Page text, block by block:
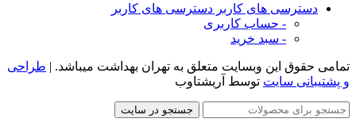
دسترسی های کاربر دسترسی های کاربر
- حساب کاربری
- سبد خرید
تمامی حقوق این وبسایت متعلق به تهران بهداشت میباشد. | طراحی
و پشتیبانی سایت توسط آریشتاوب
جستجو در سایت